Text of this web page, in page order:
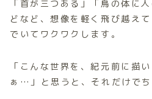
「首が三つある」「鳥の体に
どなど、想像を軽く飛び越え
でいてワクワクします。
「こんな世界を、紀元前に描
ぁ…」と思うと、それだけでち